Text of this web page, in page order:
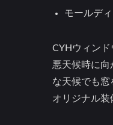
モールデ
CYHウィン
悪天候時に
な天候でも窓
オリジナル装